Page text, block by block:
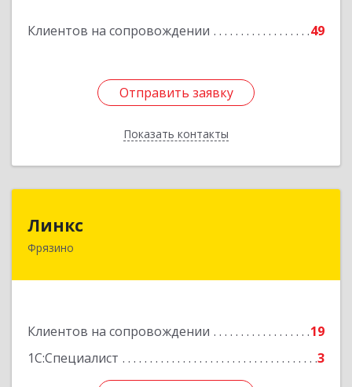
Клиентов на сопровождении 49
Отправить заявку
Показать контакты
Подробнее
Отправить заявку
Назад
Линкс
Фрязино
Клиентов на сопровождении
19
1С:Специалист
3
141190, Московская обл, Фрязино г, Заводской